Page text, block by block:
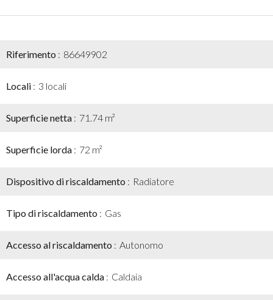
Riferimento 86649902
Locali 3 locali
Superficie netta 71.74 m²
Superficie lorda 72 m²
Dispositivo di riscaldamento Radiatore
Tipo di riscaldamento Gas
Accesso al riscaldamento Autonomo
Accesso all'acqua calda Caldaia